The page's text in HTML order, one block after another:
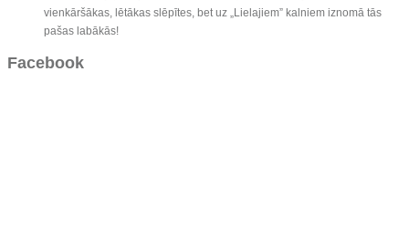
vienkāršākas, lētākas slēpītes, bet uz „Lielajiem” kalniem iznomā tās
pašas labākās!
Facebook